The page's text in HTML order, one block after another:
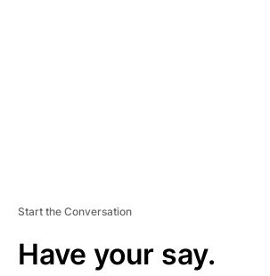
Start the Conversation
Have your say.